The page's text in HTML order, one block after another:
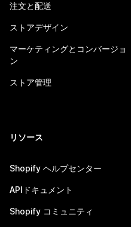
注文と配送
ストアデザイン
マーケティングとコンバージョ
ン
ストア管理
リソース
Shopify ヘルプセンター
APIドキュメント
Shopify コミュニティ